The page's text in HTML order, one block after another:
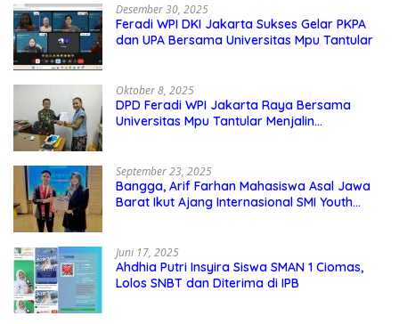
Desember 30, 2025
Feradi WPI DKI Jakarta Sukses Gelar PKPA
dan UPA Bersama Universitas Mpu Tantular
Oktober 8, 2025
DPD Feradi WPI Jakarta Raya Bersama
Universitas Mpu Tantular Menjalin
September 23, 2025
Bangga, Arif Farhan Mahasiswa Asal Jawa
Barat Ikut Ajang Internasional SMI Youth
Juni 17, 2025
Ahdhia Putri Insyira Siswa SMAN 1 Ciomas,
Lolos SNBT dan Diterima di IPB